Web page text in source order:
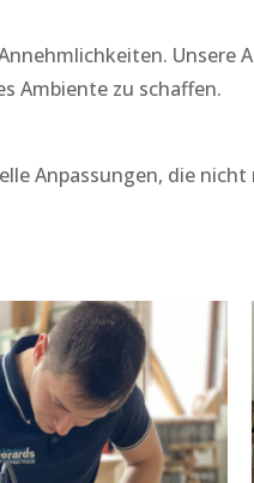
Unsere
Ambiente zu schaffen.
Anpassungen, die